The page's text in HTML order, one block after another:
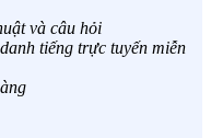
và câu hỏi
tiếng trực tuyến miễn